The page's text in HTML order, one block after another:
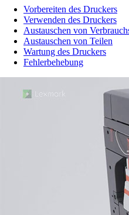
Vorbereiten des Druckers
Verwenden des Druckers
Austauschen von
Austauschen von Teilen
Wartung des Druckers
Fehlerbehebung